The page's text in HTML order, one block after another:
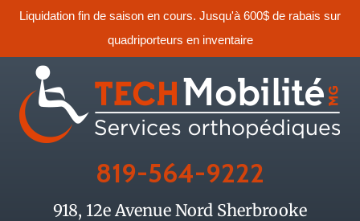
Liquidation fin de saison en cours. Jusqu'à 600$ de rabais sur
quadriporteurs en inventaire
819-564-9222
918, 12e Avenue Nord Sherbrooke